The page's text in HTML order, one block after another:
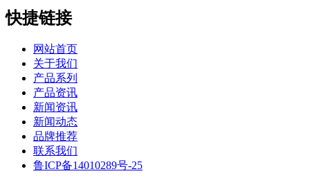
快捷链接
网站首页
关于我们
产品系列
产品资讯
新闻资讯
新闻动态
品牌推荐
联系我们
鲁ICP备14010289号-25